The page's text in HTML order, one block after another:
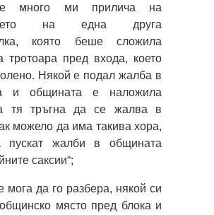
много ми прилича на
на една друга
която беше сложила
тротоара пред входа, което
Някой е подал жалба в
и общината е наложила
тя тръгна да се жалва в
можело да има такива хора,
пускат жалби в общината
саксии“;
мога да го разбера, някой си
място пред блока и